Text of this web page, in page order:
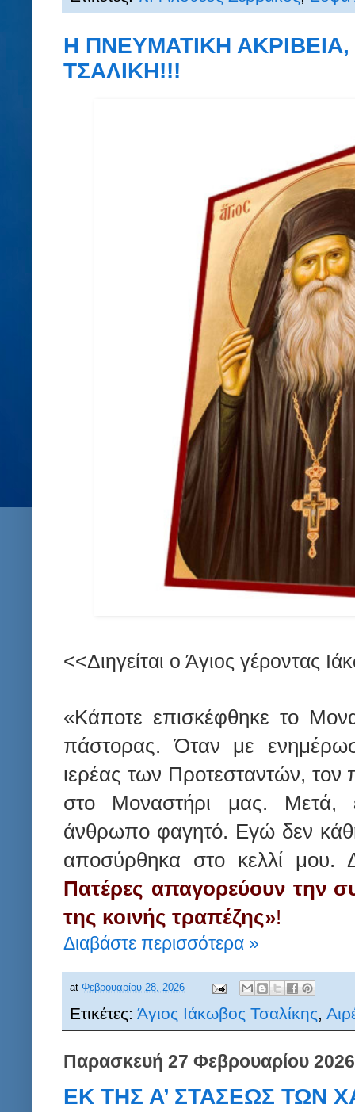
Η ΠΝΕΥΜΑΤΙΚΗ
ΤΣΑΛΙΚΗ!!!
<<Διηγείται ο Άγιος γέροντας
«Κάποτε επισκέφθηκε το
πάστορας. Όταν με
ιερέας των Προτεσταντών, τον
στο Μοναστήρι μας. Μετά,
άνθρωπο φαγητό. Εγώ δεν
αποσύρθηκα στο κελλί μου.
Πατέρες απαγορεύουν την
της κοινής τραπέζης»!
Διαβάστε περισσότερα »
at Φεβρουαρίου 28, 2026
Ετικέτες: Άγιος Ιάκωβος Τσαλίκης,
Παρασκευή 27 Φεβρουαρίου 2026
ΕΚ ΤΗΣ Α’ ΣΤΑΣΕΩΣ ΤΩΝ